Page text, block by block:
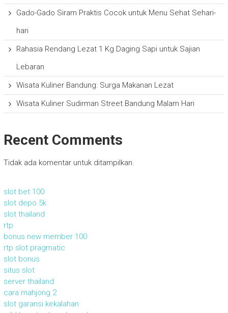
Gado-Gado Siram Praktis Cocok untuk Menu Sehat Sehari-
hari
Rahasia Rendang Lezat 1 Kg Daging Sapi untuk Sajian
Lebaran
Wisata Kuliner Bandung: Surga Makanan Lezat
Wisata Kuliner Sudirman Street Bandung Malam Hari
Recent Comments
Tidak ada komentar untuk ditampilkan.
slot bet 100
slot depo 5k
slot thailand
rtp
bonus new member 100
rtp slot pragmatic
slot bonus
situs slot
server thailand
cara mahjong 2
slot garansi kekalahan